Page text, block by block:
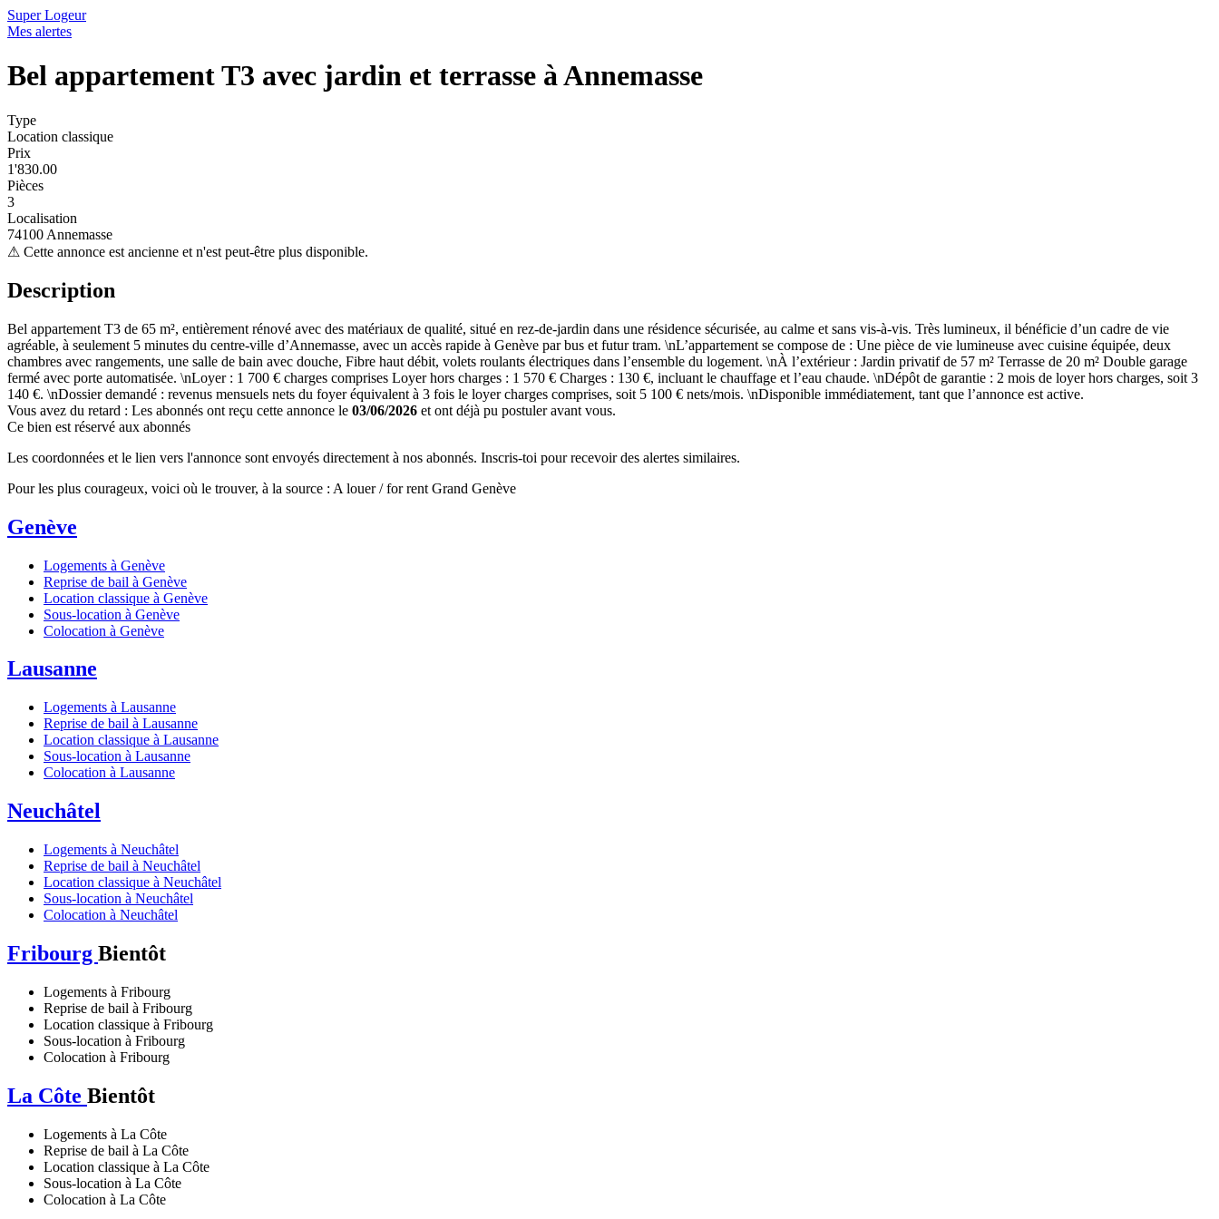
Super Logeur
Mes alertes
Bel appartement T3 avec jardin et terrasse à Annemasse
Type
Location classique
Prix
1'830.00
Pièces
3
Localisation
74100 Annemasse
⚠ Cette annonce est ancienne et n'est peut-être plus disponible.
Description
Bel appartement T3 de 65 m², entièrement rénové avec des matériaux de qualité, situé en rez-de-jardin dans une résidence sécurisée, au calme et sans vis-à-vis. Très lumineux, il bénéficie d’un cadre de vie
agréable, à seulement 5 minutes du centre-ville d’Annemasse, avec un accès rapide à Genève par bus et futur tram. \nL’appartement se compose de : Une pièce de vie lumineuse avec cuisine équipée, deux
chambres avec rangements, une salle de bain avec douche, Fibre haut débit, volets roulants électriques dans l’ensemble du logement. \nÀ l’extérieur : Jardin privatif de 57 m² Terrasse de 20 m² Double garage
fermé avec porte automatisée. \nLoyer : 1 700 € charges comprises Loyer hors charges : 1 570 € Charges : 130 €, incluant le chauffage et l’eau chaude. \nDépôt de garantie : 2 mois de loyer hors charges, soit 3
140 €. \nDossier demandé : revenus mensuels nets du foyer équivalent à 3 fois le loyer charges comprises, soit 5 100 € nets/mois. \nDisponible immédiatement, tant que l’annonce est active.
Vous avez du retard : Les abonnés ont reçu cette annonce le 03/06/2026 et ont déjà pu postuler avant vous.
Ce bien est réservé aux abonnés
Les coordonnées et le lien vers l'annonce sont envoyés directement à nos abonnés. Inscris-toi pour recevoir des alertes similaires.
Pour les plus courageux, voici où le trouver, à la source : A louer / for rent Grand Genève
Genève
Logements à Genève
Reprise de bail à Genève
Location classique à Genève
Sous-location à Genève
Colocation à Genève
Lausanne
Logements à Lausanne
Reprise de bail à Lausanne
Location classique à Lausanne
Sous-location à Lausanne
Colocation à Lausanne
Neuchâtel
Logements à Neuchâtel
Reprise de bail à Neuchâtel
Location classique à Neuchâtel
Sous-location à Neuchâtel
Colocation à Neuchâtel
Fribourg Bientôt
Logements à Fribourg
Reprise de bail à Fribourg
Location classique à Fribourg
Sous-location à Fribourg
Colocation à Fribourg
La Côte Bientôt
Logements à La Côte
Reprise de bail à La Côte
Location classique à La Côte
Sous-location à La Côte
Colocation à La Côte